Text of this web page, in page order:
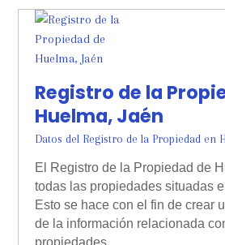
Registro de la
Huelma, Jaén
Datos del Registro de la Propiedad en
El Registro de la Propiedad de
todas las propiedades situadas
Esto se hace con el fin de crear
de la información relacionada